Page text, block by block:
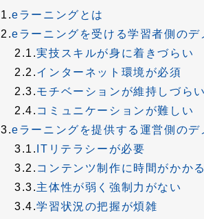
1.eラーニングとは
2.eラーニングを受ける学習者側のデ
2.1.実技スキルが身に着きづらい
2.2.インターネット環境が必須
2.3.モチベーションが維持しづらい
2.4. コミュニケーションが難しい
3.eラーニングを提供する運営側のデ
3.1. ITリテラシーが必要
3.2. コンテンツ制作に時間がかかる
3.3.主体性が弱く強制力がない
3.4.学習状況の把握が煩雑